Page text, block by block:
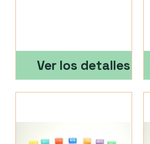
Ver los detalles